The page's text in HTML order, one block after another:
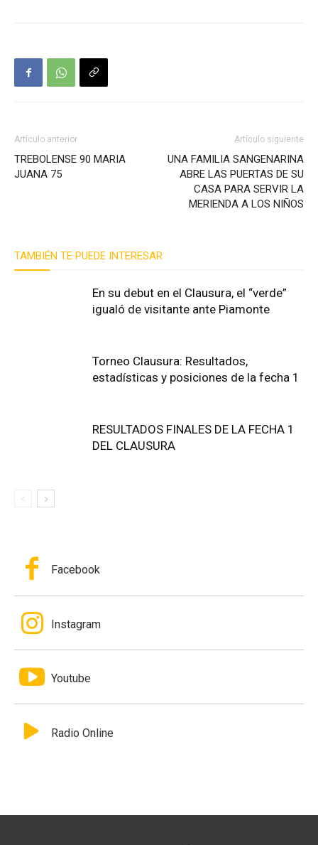
Artículo anterior
TREBOLENSE 90 MARIA
JUANA 75
Artículo siguiente
UNA FAMILIA SANGENARINA
ABRE LAS PUERTAS DE SU
CASA PARA SERVIR LA
MERIENDA A LOS NIÑOS
TAMBIÉN TE PUEDE INTERESAR
En su debut en el Clausura, el “verde”
igualó de visitante ante Piamonte
Torneo Clausura: Resultados,
estadísticas y posiciones de la fecha 1
RESULTADOS FINALES DE LA FECHA 1
DEL CLAUSURA
Facebook
Instagram
Youtube
Radio Online